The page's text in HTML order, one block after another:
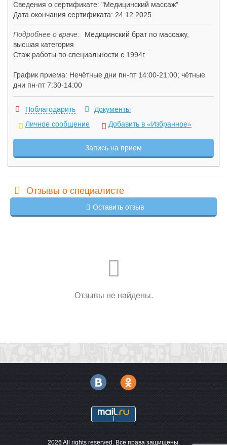
Сведения о сертификате: "Медицинский массаж"
Дата окончания сертификата: 24.12.2025
Подробнее о враче:
Медицинский брат по массажу,
высшая категория
Стаж работы по специальности с 1994г.
График приема: Нечётные дни пн-пт 14:00-21:00; чётные
дни пн-пт 7:30-14:00
Поблагодарить
Документы
Личное сообщение
Добавить в «Избранное»
Запись на прием
Отзывы о специалисте
Оставить отзыв
Отзывы не найдены.
2026 All rights reserved. Все права защищены.